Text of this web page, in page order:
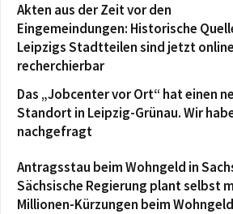
Akten aus der Zeit vor den
Eingemeindungen: Historische
Leipzigs Stadtteilen sind jetzt online
recherchierbar
Das „Jobcenter vor Ort“ hat einen
Standort in Leipzig-Grünau. Wir
nachgefragt
Antragsstau beim Wohngeld in
Sächsische Regierung plant selbst
Millionen-Kürzungen beim Wohngeld